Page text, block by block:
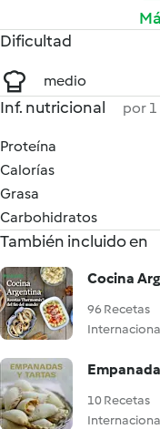
Dificultad
medio
Inf. nutricional por
Proteína
Calorías
Grasa
Carbohidratos
También incluido en
Cocina
96 Recetas
10 Recetas